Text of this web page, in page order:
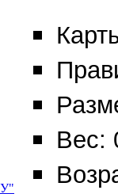
Вес: